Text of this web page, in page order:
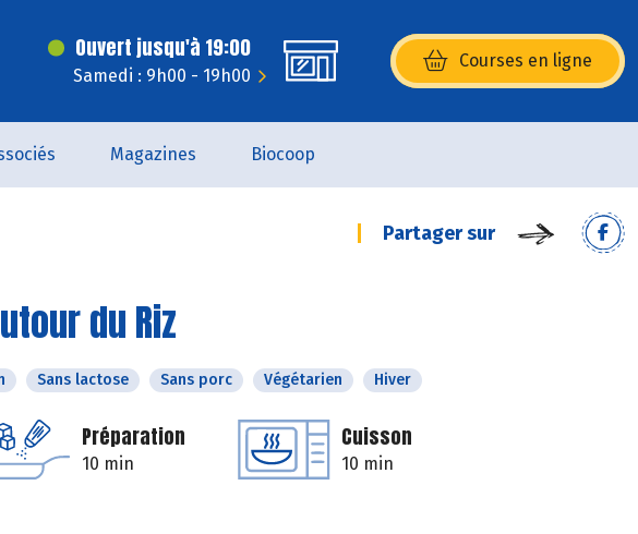
Ouvert jusqu'à 19:00
Samedi : 9h00 - 19h00
Courses en ligne
(s’ouvre dans une nouvelle
Magazines Biocoop
Partager sur
du Riz
Sans lactose Sans porc Végétarien Hiver
Préparation
10 min
Cuisson
10 min